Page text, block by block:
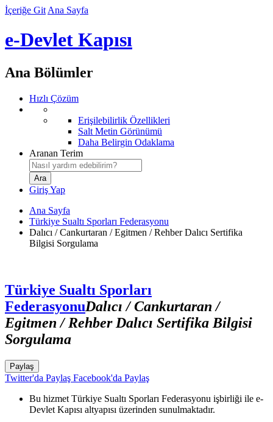
İçeriğe Git Ana Sayfa
e-Devlet Kapısı
Ana Bölümler
Hızlı Çözüm
Erişilebilirlik Özellikleri
Salt Metin Görünümü
Daha Belirgin Odaklama
Aranan Terim
Giriş Yap
Ana Sayfa
Türkiye Sualtı Sporları Federasyonu
Dalıcı / Cankurtaran / Egitmen / Rehber Dalıcı Sertifika
Bilgisi Sorgulama
Türkiye Sualtı Sporları
FederasyonuDalıcı / Cankurtaran /
Egitmen / Rehber Dalıcı Sertifika Bilgisi
Sorgulama
Paylaş
Twitter'da Paylaş Facebook'da Paylaş
Bu hizmet Türkiye Sualtı Sporları Federasyonu işbirliği ile e-
Devlet Kapısı altyapısı üzerinden sunulmaktadır.